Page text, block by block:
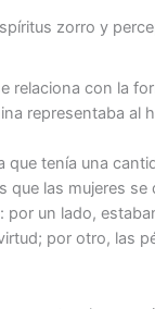
zorro y
relaciona con la
representaba al
que tenía una
que las mujeres se
por un lado,
por otro, las